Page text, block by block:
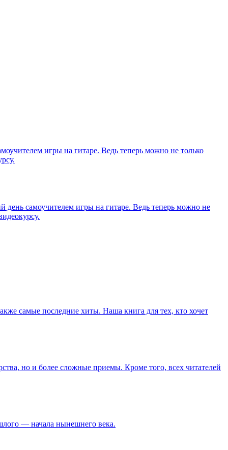
игры на гитаре. Ведь теперь можно не только
самоучителем игры на гитаре. Ведь теперь можно не
самые последние хиты. Наша книга для тех, кто хочет
но и более сложные приемы. Кроме того, всех читателей
— начала нынешнего века.